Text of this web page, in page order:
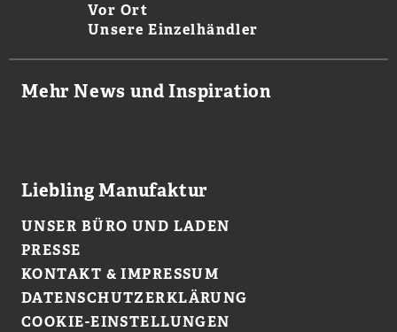
Vor Ort
Unsere Einzelhändler
Mehr News und Inspiration
Liebling Manufaktur
UNSER BÜRO UND LADEN
PRESSE
KONTAKT & IMPRESSUM
DATENSCHUTZERKLÄRUNG
COOKIE-EINSTELLUNGEN